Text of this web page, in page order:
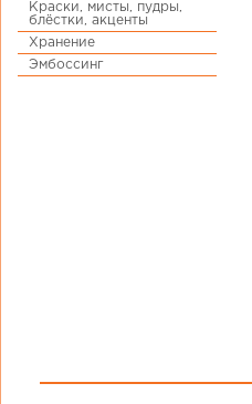
Краски, мисты, пудры,
блёстки, акценты
Хранение
Эмбоссинг